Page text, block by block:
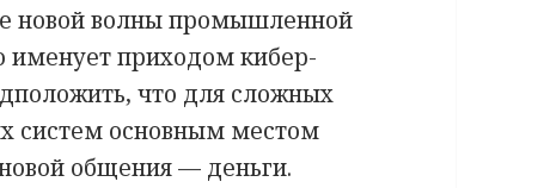
новой волны промышленной
именует приходом кибер-
что для сложных
систем основным местом
общения — деньги.